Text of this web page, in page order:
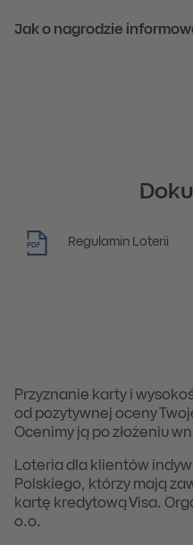
Jak o nagrodzie
PDF Regulamin Loterii
Przyznanie karty i
od pozytywnej oceny
Ocenimy ją po złożeniu
Loteria dla klientów
Polskiego, którzy mają
kartę kredytową Visa.
o.o.